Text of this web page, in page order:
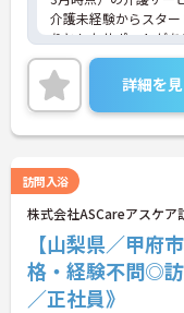
介護未経験からスタ
りとしたサポートが
けます。お風呂に入
差し伸べてあげられる
です。ご興味ある方
さらに詳細をお話し
ください！
詳細を
訪問入浴
株式会社ASCareアスケア
【山梨県／甲府
格・経験不問◎
／正社員》